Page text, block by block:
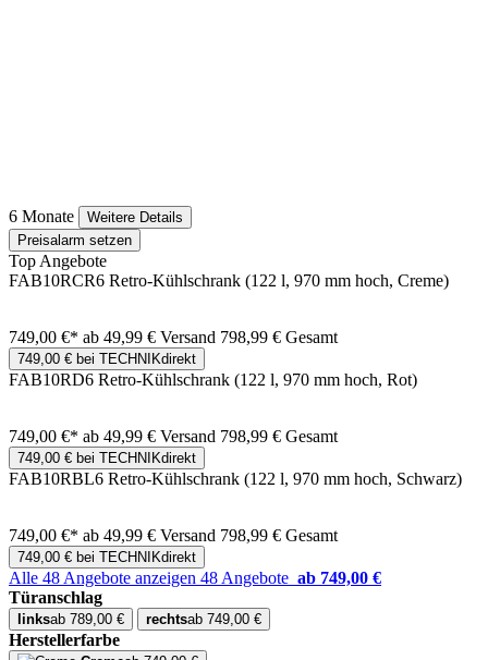
6 Monate
Weitere Details
Preisalarm setzen
Top Angebote
FAB10RCR6 Retro-Kühlschrank (122 l, 970 mm hoch, Creme)
749,00 €* ab 49,99 € Versand 798,99 € Gesamt
749,00 € bei TECHNIKdirekt
FAB10RD6 Retro-Kühlschrank (122 l, 970 mm hoch, Rot)
749,00 €* ab 49,99 € Versand 798,99 € Gesamt
749,00 € bei TECHNIKdirekt
FAB10RBL6 Retro-Kühlschrank (122 l, 970 mm hoch, Schwarz)
749,00 €* ab 49,99 € Versand 798,99 € Gesamt
749,00 € bei TECHNIKdirekt
Alle 48 Angebote anzeigen 48 Angebote ab 749,00 €
Türanschlag
linksab 789,00 € rechtsab 749,00 €
Herstellerfarbe